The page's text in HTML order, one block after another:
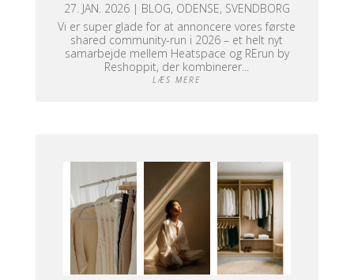
27. JAN. 2026| BLOG, ODENSE, SVENDBORG
Vi er super glade for at annoncere vores første
shared community-run i 2026 – et helt nyt
samarbejde mellem Heatspace og RErun by
Reshoppit, der kombinerer...
LÆS MERE